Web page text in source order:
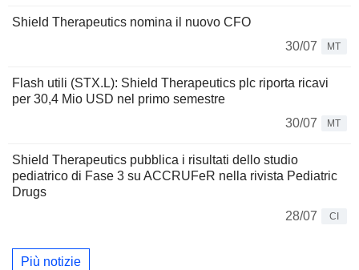
Shield Therapeutics nomina il nuovo CFO
30/07
MT
Flash utili (STX.L): Shield Therapeutics plc riporta ricavi
per 30,4 Mio USD nel primo semestre
30/07
MT
Shield Therapeutics pubblica i risultati dello studio
pediatrico di Fase 3 su ACCRUFeR nella rivista Pediatric
Drugs
28/07
CI
Più notizie